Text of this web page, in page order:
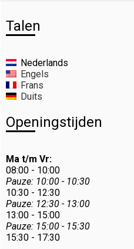
Talen
Nederlands
Engels
Frans
Duits
Openingstijden
Ma t/m Vr:
08:00 - 10:00
Pauze: 10:00 - 10:30
10:30 - 12:30
Pauze: 12:30 - 13:00
13:00 - 15:00
Pauze: 15:00 - 15:30
15:30 - 17:30